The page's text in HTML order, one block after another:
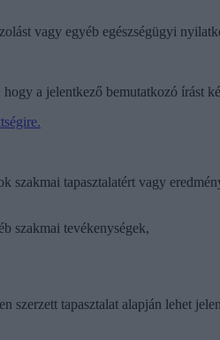
vagy egyéb egészségügyi
a jelentkező bemutatkozó írást
szakmai tapasztalatért vagy
szakmai tevékenységek,
szerzett tapasztalat alapján lehet